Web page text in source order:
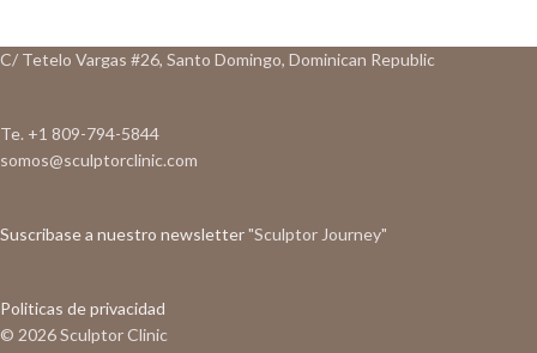
C/ Tetelo Vargas #26, Santo Domingo, Dominican Republic
Te. +1 809-794-5844
somos@sculptorclinic.com
Suscribase a nuestro newsletter"Sculptor Journey"
Politicas de privacidad
© 2026 Sculptor Clinic